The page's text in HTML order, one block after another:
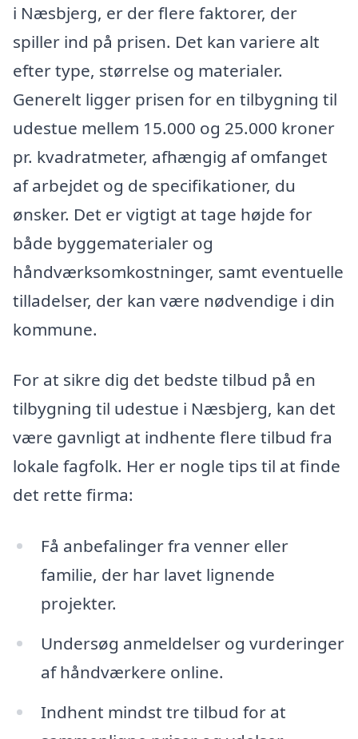
i Næsbjerg, er der flere faktorer, der
spiller ind på prisen. Det kan variere alt
efter type, størrelse og materialer.
Generelt ligger prisen for en tilbygning til
udestue mellem 15.000 og 25.000 kroner
pr. kvadratmeter, afhængig af omfanget
af arbejdet og de specifikationer, du
ønsker. Det er vigtigt at tage højde for
både byggematerialer og
håndværksomkostninger, samt eventuelle
tilladelser, der kan være nødvendige i din
kommune.
For at sikre dig det bedste tilbud på en
tilbygning til udestue i Næsbjerg, kan det
være gavnligt at indhente flere tilbud fra
lokale fagfolk. Her er nogle tips til at finde
det rette firma:
Få anbefalinger fra venner eller
familie, der har lavet lignende
projekter.
Undersøg anmeldelser og vurderinger
af håndværkere online.
Indhent mindst tre tilbud for at